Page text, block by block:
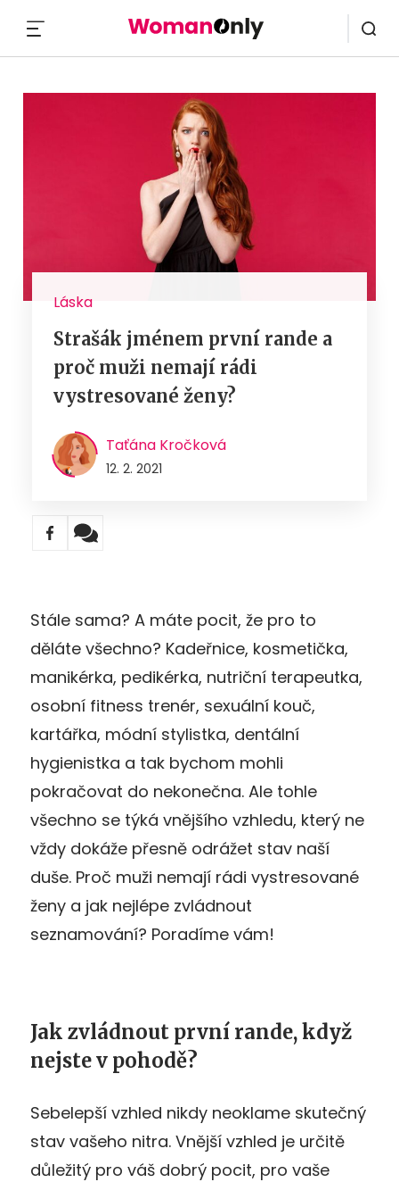
Láska
Strašák jménem první rande a
proč muži nemají rádi
vystresované ženy?
Taťána Kročková
12. 2. 2021
Stále sama? A máte pocit, že pro to
děláte všechno? Kadeřnice, kosmetička,
manikérka, pedikérka, nutriční terapeutka,
osobní fitness trenér, sexuální kouč,
kartářka, módní stylistka, dentální
hygienistka a tak bychom mohli
pokračovat do nekonečna. Ale tohle
všechno se týká vnějšího vzhledu, který ne
vždy dokáže přesně odrážet stav naší
duše. Proč muži nemají rádi vystresované
ženy a jak nejlépe zvládnout
seznamování? Poradíme vám!
Jak zvládnout první rande, když
nejste v pohodě?
Sebelepší vzhled nikdy neoklame skutečný
stav vašeho nitra. Vnější vzhled je určitě
důležitý pro váš dobrý pocit, pro vaše